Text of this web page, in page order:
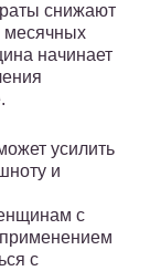
снижают
месячных
начинает
усилить
и
с
с